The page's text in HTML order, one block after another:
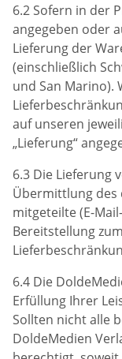
6.2 Sofern in der
angegeben oder
Lieferung der
(einschließlich
und San Marino).
auf unseren
„Lieferung“
6.3 Die Lieferung
Übermittlung des
mitgeteilte (E-
Bereitstellung
6.4 Die
Erfüllung Ihrer
Sollten nicht alle
DoldeMedien